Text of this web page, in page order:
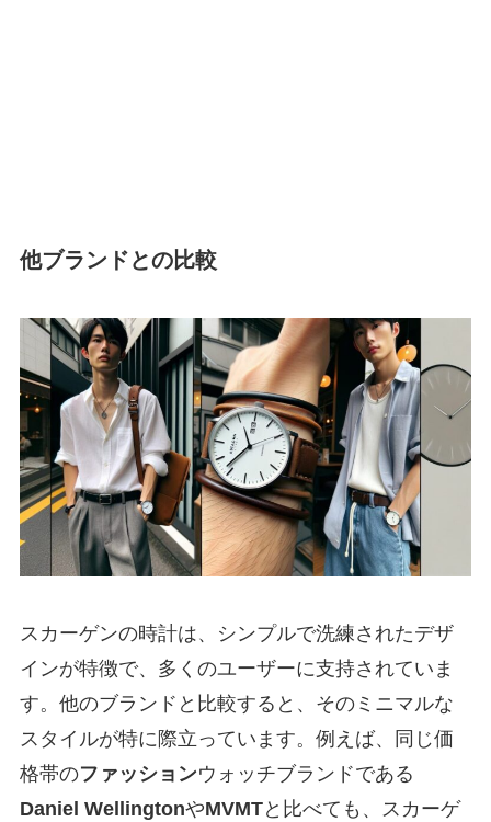
他ブランドとの比較
スカーゲンの時計は、シンプルで洗練されたデザ
インが特徴で、多くのユーザーに支持されていま
す。他のブランドと比較すると、そのミニマルな
スタイルが特に際立っています。例えば、同じ価
格帯のファッションウォッチブランドである
Daniel WellingtonやMVMTと比べても、スカーゲ